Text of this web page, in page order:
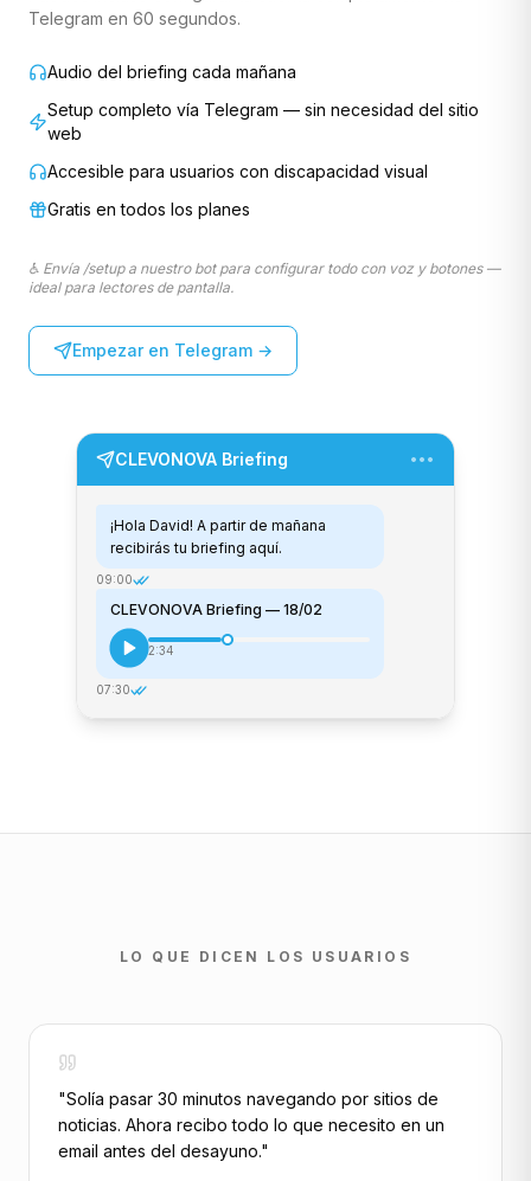
Telegram en 60 segundos.
Audio del briefing cada mañana
Setup completo vía Telegram — sin necesidad del sitio
web
Accesible para usuarios con discapacidad visual
Gratis en todos los planes
♿ Envía /setup a nuestro bot para configurar todo con voz y botones —
ideal para lectores de pantalla.
Empezar en Telegram →
CLEVONOVA Briefing •••
¡Hola David! A partir de mañana
recibirás tu briefing aquí.
09:00
CLEVONOVA Briefing — 18/02
2:34
07:30
LO QUE DICEN LOS USUARIOS
"Solía pasar 30 minutos navegando por sitios de
noticias. Ahora recibo todo lo que necesito en un
email antes del desayuno."